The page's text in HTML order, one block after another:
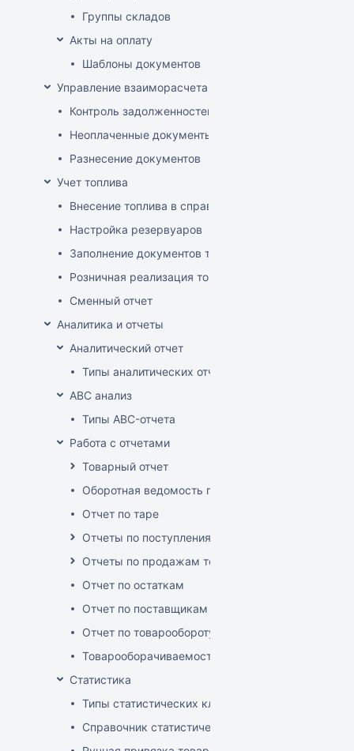
Группы складов
Акты на оплату
Шаблоны документов
Управление взаиморасчетами
Контроль задолженностей
Неоплаченные документы
Разнесение документов
Учет топлива
Внесение топлива в справочник товаров
Настройка резервуаров
Заполнение документов товародвижения
Розничная реализация топлива
Сменный отчет
Аналитика и отчеты
Аналитический отчет
Типы аналитических отчетов
ABC анализ
Типы ABC-отчета
Работа с отчетами
Товарный отчет
Оборотная ведомость по группам, товарам,
Отчет по таре
Отчеты по поступлениям товара
Отчеты по продажам товара
Отчет по остаткам
Отчет по поставщикам
Отчет по товарообороту
Товарооборачиваемость по поставщикам
Статистика
Типы статистических классификаторов
Справочник статистических групп